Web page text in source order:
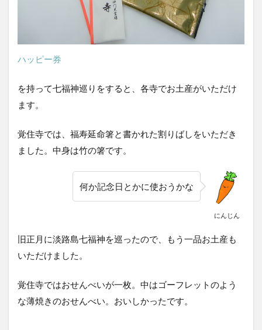
ハッピー券
を持って七福神巡りをすると、各寺でお土産がいただけ
ます。
覚住寺では、福寿延命箸と書かれた割りばしをいただき
ました。中身は竹の箸です。
にんじん
何か記念日とかに使おうかな
旧正月に淡路島七福神を巡ったので、もう一品お土産も
いただけました。
覚住寺ではおせんべいが一枚。中はゴーフレットのよう
な薄焼きのおせんべい。おいしかったです。